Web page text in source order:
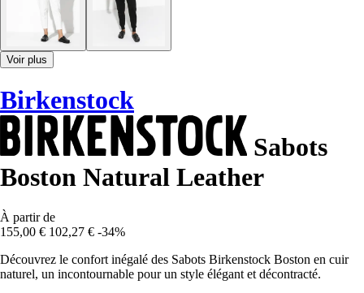
Voir plus
Birkenstock
Sabots
Boston Natural Leather
À partir de
155,00 € 102,27 € -34%
Découvrez le confort inégalé des Sabots Birkenstock Boston en cuir
naturel, un incontournable pour un style élégant et décontracté.